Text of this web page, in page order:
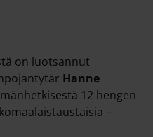
on luotsannut
Hanne
12 hengen
–